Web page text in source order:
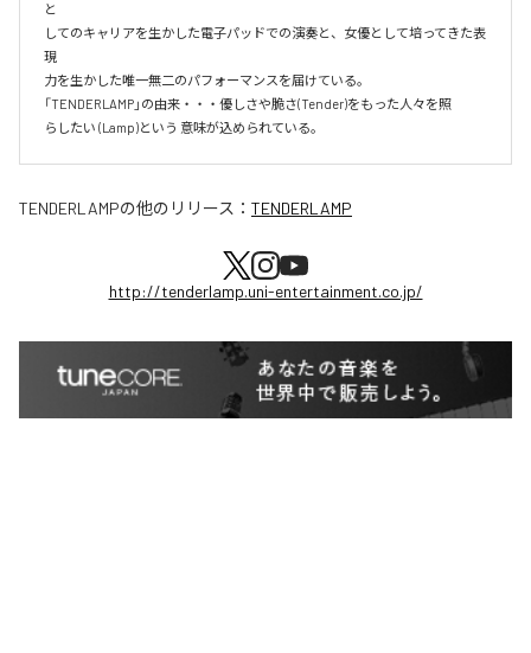
と
してのキャリアを生かした電子パッドでの演奏と、女優として培ってきた表
現
力を生かした唯一無二のパフォーマンスを届けている。
「TENDERLAMP」の由来・・・優しさや脆さ(Tender)をもった人々を照
らしたい (Lamp)という 意味が込められている。
TENDERLAMPの他のリリース： TENDERLAMP
http://tenderlamp.uni-entertainment.co.jp/